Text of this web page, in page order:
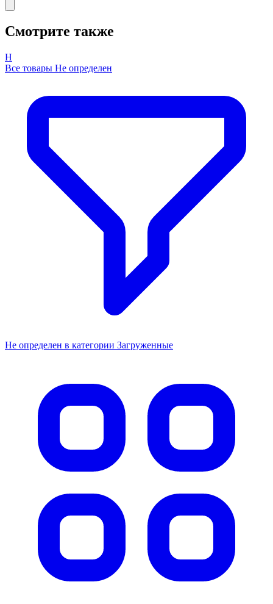
Смотрите также
Н
Все товары Не определен
Не определен в категории Загруженные